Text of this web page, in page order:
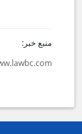
منبع خبر: